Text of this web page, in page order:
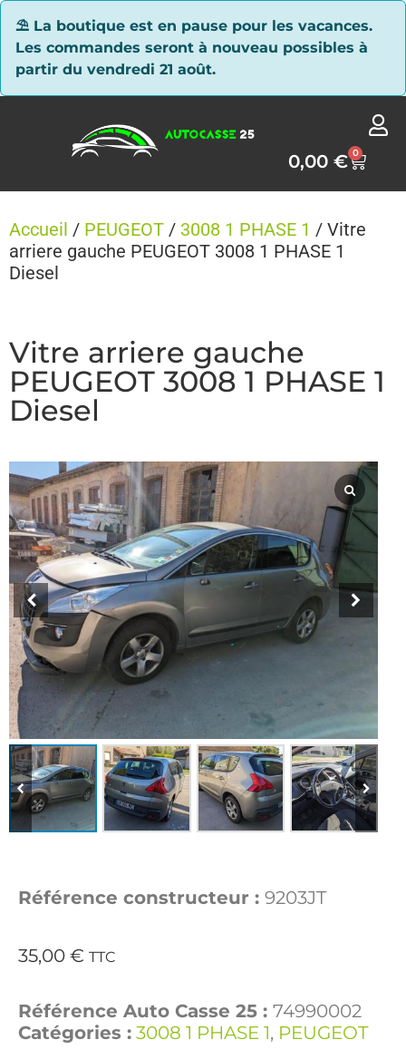
⛱ La boutique est en pause pour les vacances.
Les commandes seront à nouveau possibles à
partir du vendredi 21 août.
0,00€ 0
Accueil / PEUGEOT / 3008 1 PHASE 1 / Vitre
arriere gauche PEUGEOT 3008 1 PHASE 1
Diesel
Vitre arriere gauche
PEUGEOT 3008 1 PHASE 1
Diesel
Référence constructeur : 9203JT
35,00 € TTC
Référence Auto Casse 25 : 74990002
Catégories : 3008 1 PHASE 1, PEUGEOT
Panneau de gestion des cookies